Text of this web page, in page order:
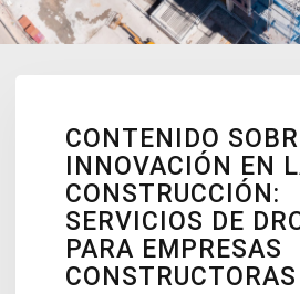
CONTENIDO
INNOVACIÓN EN
CONSTRUCCIÓN:
SERVICIOS DE
PARA EMPRESAS
CONSTRUCTORAS